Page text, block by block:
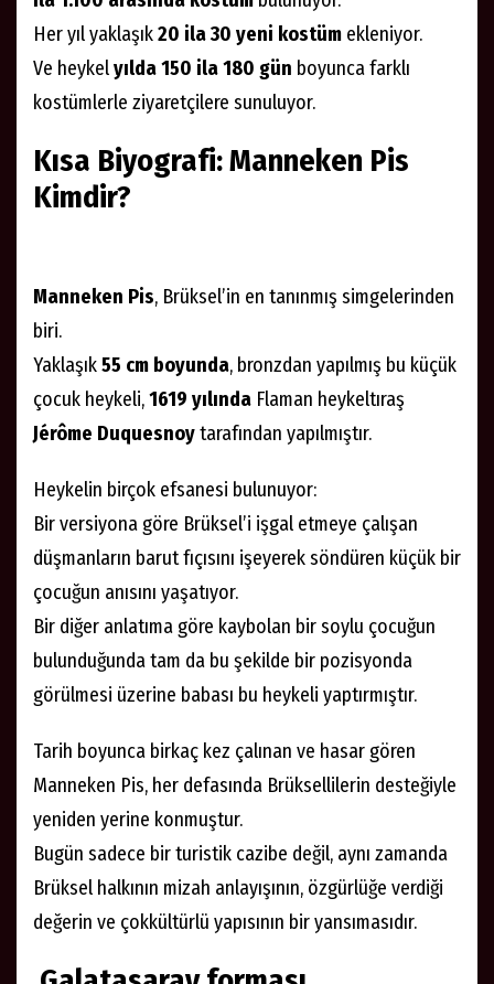
Her yıl yaklaşık20 ila 30 yeni kostüm ekleniyor.
Ve heykelyılda 150 ila 180 gün boyunca farklı
kostümlerle ziyaretçilere sunuluyor.
Kısa Biyografi: Manneken Pis
Kimdir?
Manneken Pis, Brüksel’in en tanınmış simgelerinden
biri.
Yaklaşık55 cm boyunda, bronzdan yapılmış bu küçük
çocuk heykeli,1619 yılında Flaman heykeltıraş
Jérôme Duquesnoytarafından yapılmıştır.
Heykelin birçok efsanesi bulunuyor:
Bir versiyona göre Brüksel’i işgal etmeye çalışan
düşmanların barut fıçısını işeyerek söndüren küçük bir
çocuğun anısını yaşatıyor.
Bir diğer anlatıma göre kaybolan bir soylu çocuğun
bulunduğunda tam da bu şekilde bir pozisyonda
görülmesi üzerine babası bu heykeli yaptırmıştır.
Tarih boyunca birkaç kez çalınan ve hasar gören
Manneken Pis, her defasında Brüksellilerin desteğiyle
yeniden yerine konmuştur.
Bugün sadece bir turistik cazibe değil, aynı zamanda
Brüksel halkının mizah anlayışının, özgürlüğe verdiği
değerin ve çokkültürlü yapısının bir yansımasıdır.